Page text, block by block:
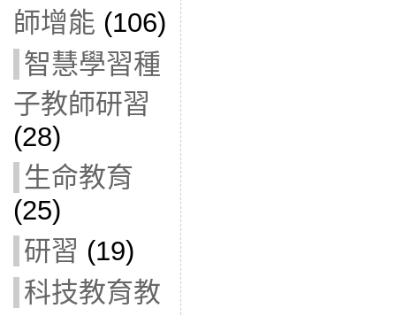
師增能 (106)
智慧學習種
子教師研習
(28)
生命教育
(25)
研習 (19)
科技教育教